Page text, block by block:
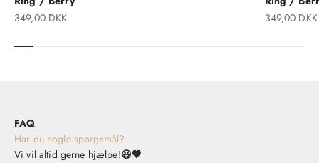
Salgspris
349,00 DKK
Salgspris
349,00 DKK
FAQ
Har du nogle spørgsmål?
Vi vil altid gerne hjælpe!😃🤎